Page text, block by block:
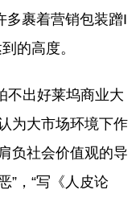
多裹着营销包装蹭I
的高度。
不出好莱坞商业大
为大市场环境下作
负社会价值观的导
”，“写《人皮论